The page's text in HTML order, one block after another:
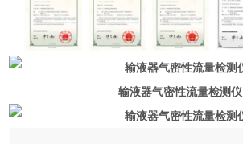
输液器气密性流量检测仪